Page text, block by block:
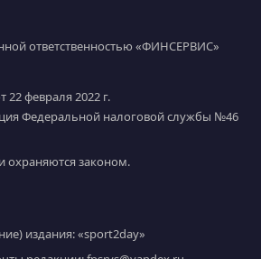
ответственностью «ФИНСЕРВИС»
22 февраля 2022 г.
Федеральной налоговой службы №46
охраняются законом.
издания: «sport2day»